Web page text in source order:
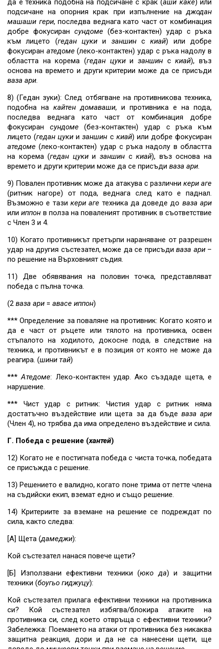
да е техника подобна на подсичане с крак (аши каке) или
подсичане на опорния крак при изпълнение наджодан
машаши гери, последва веднага като част от комбинация
добре фокусиран сундоме (без-контактен) удар с ръка
към лицето (гедан цуки и заншинскиай) или добре
фокусиран атедоме(леко-контактен) удар с ръка надолу в
областта на корема (гедан цукиизаншин скиай), въз
основа на времето и други критерии може да се присъди
ваза ари.
8) (Гедан зуки): След отбягване на противникова техника,
подобна на кайтен домаваши, и противника е на пода,
последва веднага като част от комбинация добре
фокусиран сундоме(без-контактен) удар с ръка към
лицето (гедан цуки изаншин с киай) или добре фокусиран
атедоме (леко-контактен) удар с ръка надолу в областта
на корема (гедан цукиизаншин скиай), въз основа на
времето и други критерии може да се присъди ваза ари.
9) Повален противник може да атакува с различни кери аге
(ритник нагоре) от пода, веднага след като е паднал.
Възможно е тази кери аге техника да доведе до ваза ари
илииппон в полза на поваленият противник в съответствие
с Член 3 и 4.
10) Когато противникът претърпи нараняване от разрешен
удар на другия състезател, може да се присъди ваза ари–
по решение на Върховният съдия.
11) Две обявявания на половин точка, представляват
победа с пълна точка.
(2 ваза ари = авасе иппон)
*** Определение за поваляне на противник: Когато която и
да е част от ръцете или тялото на противника, освен
стъпалото на ходилото, докосне пода, в следствие на
техника, и противникът е в позиция от която не може да
реагира. (шини тай)
***Атедоме: Леко-контактен удар. Ако създаде щета, е
нарушение.
*** Чист удар с ритник: Чистия удар с ритник няма
достатъчно въздействие или щета за да бъде ваза ари
(Член 4), но трябва да има определено въздействие и сила.
Г. Победа с решение (хантей)
12) Когато не е постигната победа с чиста точка, победата
се присъжда с решение.
13) Решението е валидно, когато поне трима от петте члена
на съдийски екип, вземат едно и също решение.
14) Критериите за вземане на решение се подреждат по
сила, както следва:
[A] Щета (дамеджи):
Кой състезател нанася повече щети?
[Б] Използвани ефективни техники (юко да) и защитни
техники (боугьо гиджуцу):
Кой състезател прилага ефективни техники на противника
си? Кой състезател избягва/блокира атаките на
противника си, след което отвръща с ефективни техники?
Забележка: Поемането на атаки от противника без никаква
защитна реакция, дори и да не са нанесени щети, ще